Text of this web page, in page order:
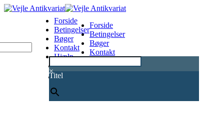
×
Titel
Forside
Betingelser
Bøger
Kontakt
Hjælp
0
Forside
Betingelser
Bøger
Kontakt